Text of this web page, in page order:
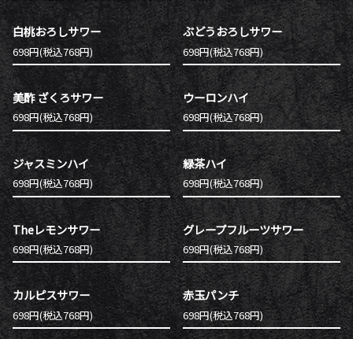
白桃おろしサワー
698円(税込768円)
ぶどうおろしサワー
698円(税込768円)
美酢 ざくろサワー
698円(税込768円)
ウーロンハイ
698円(税込768円)
ジャスミンハイ
698円(税込768円)
緑茶ハイ
698円(税込768円)
Theレモンサワー
698円(税込768円)
グレープフルーツサワー
698円(税込768円)
カルピスサワー
698円(税込768円)
赤玉パンチ
698円(税込768円)